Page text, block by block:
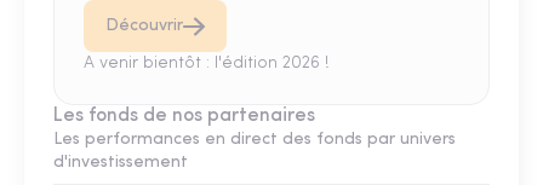
Découvrir
A venir bientôt : l'édition 2026 !
Les fonds de nos partenaires
Les performances en direct des fonds par univers
d'investissement